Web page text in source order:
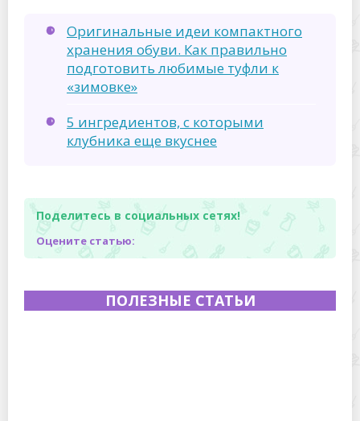
Оригинальные идеи компактного
хранения обуви. Как правильно
подготовить любимые туфли к
«зимовке»
5 ингредиентов, с которыми
клубника еще вкуснее
Поделитесь в социальных сетях!
Оцените статью:
ПОЛЕЗНЫЕ СТАТЬИ